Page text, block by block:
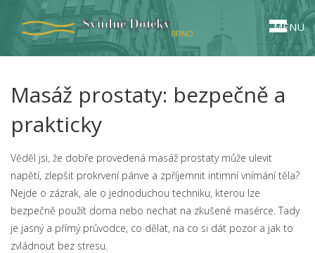
MENU
Masáž prostaty: bezpečně a
prakticky
Věděl jsi, že dobře provedená masáž prostaty může ulevit
napětí, zlepšit prokrvení pánve a zpříjemnit intimní vnímání těla?
Nejde o zázrak, ale o jednoduchou techniku, kterou lze
bezpečně použít doma nebo nechat na zkušené masérce. Tady
je jasný a přímý průvodce, co dělat, na co si dát pozor a jak to
zvládnout bez stresu.